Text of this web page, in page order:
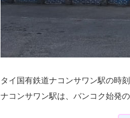
タイ国有鉄道ナコンサワン駅の時
ナコンサワン駅は、バンコク始発